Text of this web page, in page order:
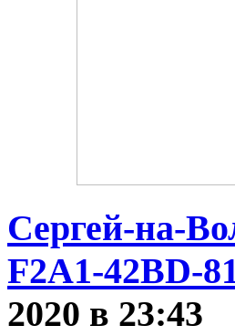
Сергей-на-
F2A1-42BD-
2020 в 23:43